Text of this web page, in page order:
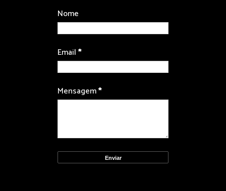
Nome
Email*
Mensagem*